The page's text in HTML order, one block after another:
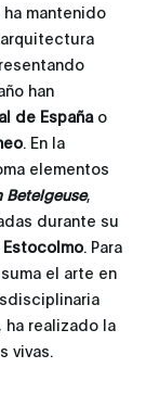
ha mantenido
han
de Españao
. En la
elementos
Betelgeuse,
durante su
Estocolmo. Para
el arte en
realizado la
vivas.